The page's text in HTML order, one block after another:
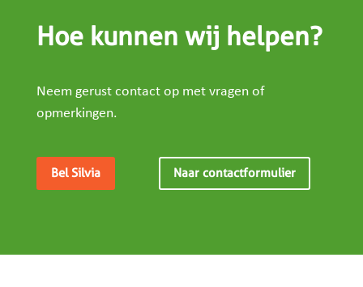
Hoe kunnen wij helpen?
Neem gerust contact op met vragen of
opmerkingen.
Bel Silvia Naar contactformulier